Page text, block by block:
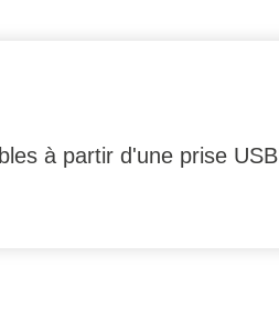
à partir d'une prise USB